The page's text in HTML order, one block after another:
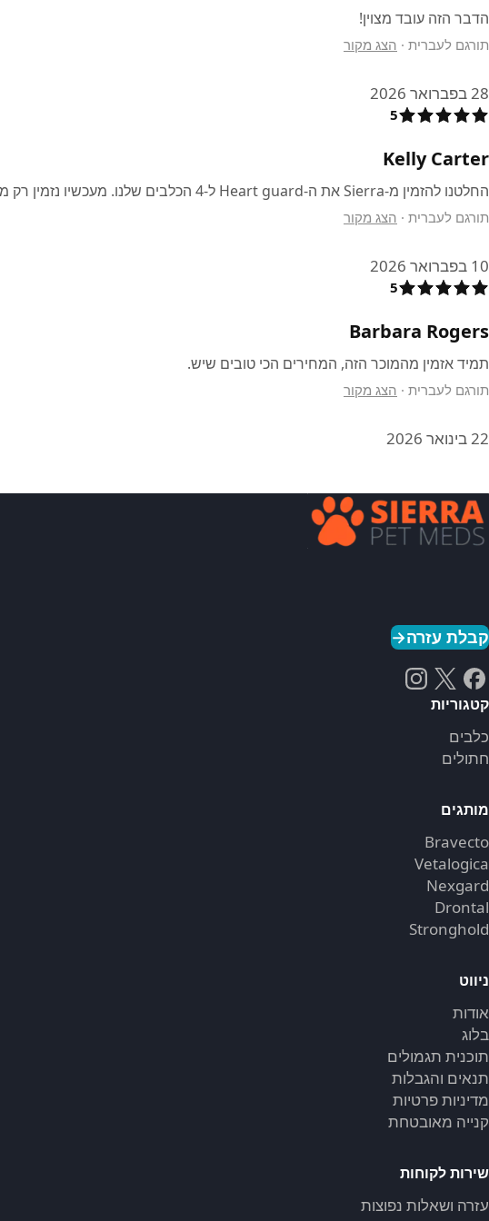
הדבר הזה עובד מצוין!
תורגם לעברית · הצג מקור
28 בפברואר 2026
5
Kelly Carter
החלטנו להזמין מ-Sierra את ה-Heart guard ל-4 הכלבים שלנו. מעכשיו נזמין רק מכאן.
תורגם לעברית · הצג מקור
10 בפברואר 2026
5
Barbara Rogers
תמיד אזמין מהמוכר הזה, המחירים הכי טובים שיש.
תורגם לעברית · הצג מקור
22 בינואר 2026
קבלת עזרה→
קטגוריות
כלבים
חתולים
מותגים
Bravecto
Vetalogica
Nexgard
Drontal
Stronghold
ניווט
אודות
בלוג
תוכנית תגמולים
תנאים והגבלות
מדיניות פרטיות
קנייה מאובטחת
שירות לקוחות
עזרה ושאלות נפוצות